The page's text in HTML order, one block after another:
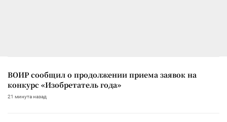
ВОИР сообщил о продолжении приема заявок на
конкурс «Изобретатель года»
21 минута назад